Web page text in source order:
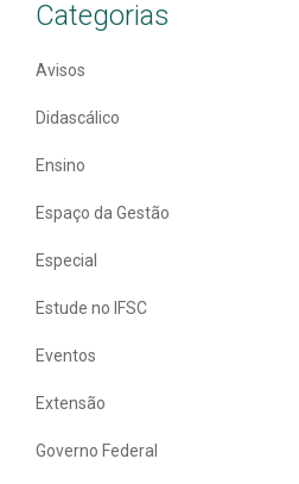
Categorias
Avisos
Didascálico
Ensino
Espaço da Gestão
Especial
Estude no IFSC
Eventos
Extensão
Governo Federal